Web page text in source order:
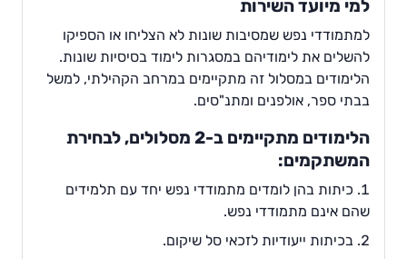
למי מיועד השירות
למתמודדי נפש שמסיבות שונות לא הצליחו או הספיקו
להשלים את לימודיהם במסגרות לימוד בסיסיות שונות.
הלימודים במסלול זה מתקיימים במרחב הקהילתי, למשל
בבתי ספר, אולפנים ומתנ"סים.
הלימודים מתקיימים ב-2 מסלולים, לבחירת
המשתקמים:
כיתות בהן לומדים מתמודדי נפש יחד עם תלמידים
שהם אינם מתמודדי נפש.
בכיתות ייעודיות לזכאי סל שיקום.